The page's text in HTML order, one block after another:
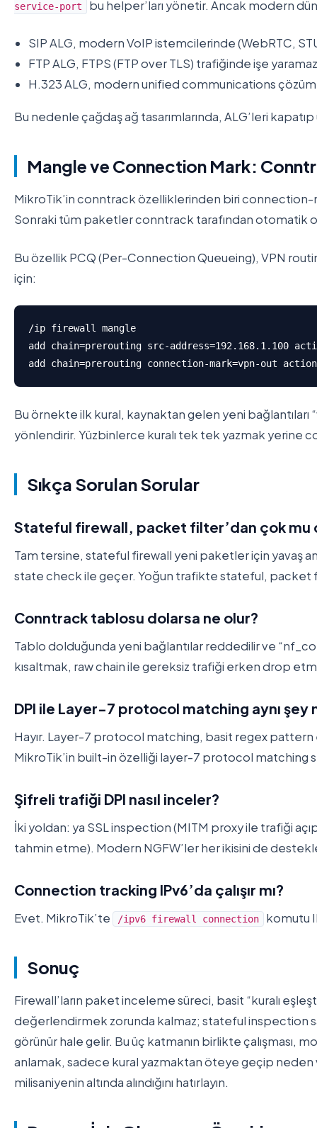
service-port bu helper’ları yönetir. Ancak modern
SIP ALG, modern VoIP istemcilerinde (WebRTC,
FTP ALG, FTPS (FTP over TLS) trafiğinde işe
H.323 ALG, modern unified communications
Bu nedenle çağdaş ağ tasarımlarında, ALG’leri
Mangle ve Connection Mark:
MikroTik’in conntrack özelliklerinden biri
Sonraki tüm paketler conntrack tarafından otomatik
Bu özellik PCQ (Per-Connection Queueing), VPN
için:
/ip firewall mangle
add chain=prerouting src-address=192.168.1.100
Bu örnekte ilk kural, kaynaktan gelen yeni
yönlendirir. Yüzbinlerce kuralı tek tek yazmak yerine
Sıkça Sorulan Sorular
Stateful firewall, packet filter’dan çok mu
Tam tersine, stateful firewall yeni paketler için yavaş
state check ile geçer. Yoğun trafikte stateful, packet
Conntrack tablosu dolarsa ne olur?
Tablo dolduğunda yeni bağlantılar reddedilir ve
kısaltmak, raw chain ile gereksiz trafiği erken drop
DPI ile Layer-7 protocol matching aynı şey
Hayır. Layer-7 protocol matching, basit regex pattern
MikroTik’in built-in özelliği layer-7 protocol matching
Şifreli trafiği DPI nasıl inceler?
İki yoldan: ya SSL inspection (MITM proxy ile trafiği
tahmin etme). Modern NGFW’ler her ikisini de
Connection tracking IPv6’da çalışır mı?
Evet. MikroTik’te /ipv6 firewall connection komutu
Sonuç
Firewall’ların paket inceleme süreci, basit “kuralı
değerlendirmek zorunda kalmaz; stateful inspection
görünür hale gelir. Bu üç katmanın birlikte çalışması,
anlamak, sadece kural yazmaktan öteye geçip neden
milisaniyenin altında alındığını hatırlayın.